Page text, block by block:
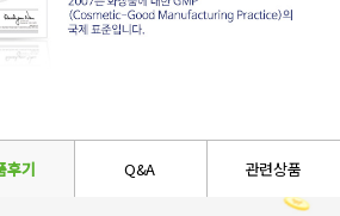
후기 Q&A 관련상품